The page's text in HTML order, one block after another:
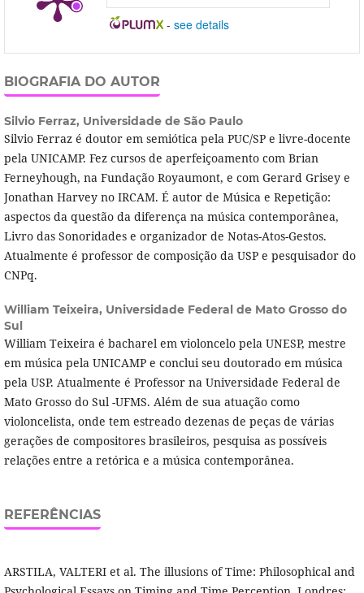
- see details
BIOGRAFIA DO AUTOR
Silvio Ferraz, Universidade de São Paulo
Silvio Ferraz é doutor em semiótica pela PUC/SP e livre-docente
pela UNICAMP. Fez cursos de aperfeiçoamento com Brian
Ferneyhough, na Fundação Royaumont, e com Gerard Grisey e
Jonathan Harvey no IRCAM. É autor de Música e Repetição:
aspectos da questão da diferença na música contemporânea,
Livro das Sonoridades e organizador de Notas-Atos-Gestos.
Atualmente é professor de composição da USP e pesquisador do
CNPq.
William Teixeira, Universidade Federal de Mato Grosso do
Sul
William Teixeira é bacharel em violoncelo pela UNESP, mestre
em música pela UNICAMP e conclui seu doutorado em música
pela USP. Atualmente é Professor na Universidade Federal de
Mato Grosso do Sul -UFMS. Além de sua atuação como
violoncelista, onde tem estreado dezenas de peças de várias
gerações de compositores brasileiros, pesquisa as possíveis
relações entre a retórica e a música contemporânea.
REFERÊNCIAS
ARSTILA, VALTERI et al. The illusions of Time: Philosophical and